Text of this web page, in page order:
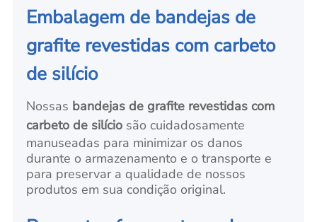
Embalagem de bandejas de
grafite revestidas com carbeto
de silício
Nossas bandejas de grafite revestidas com
carbeto de silício são cuidadosamente
manuseadas para minimizar os danos
durante o armazenamento e o transporte e
para preservar a qualidade de nossos
produtos em sua condição original.